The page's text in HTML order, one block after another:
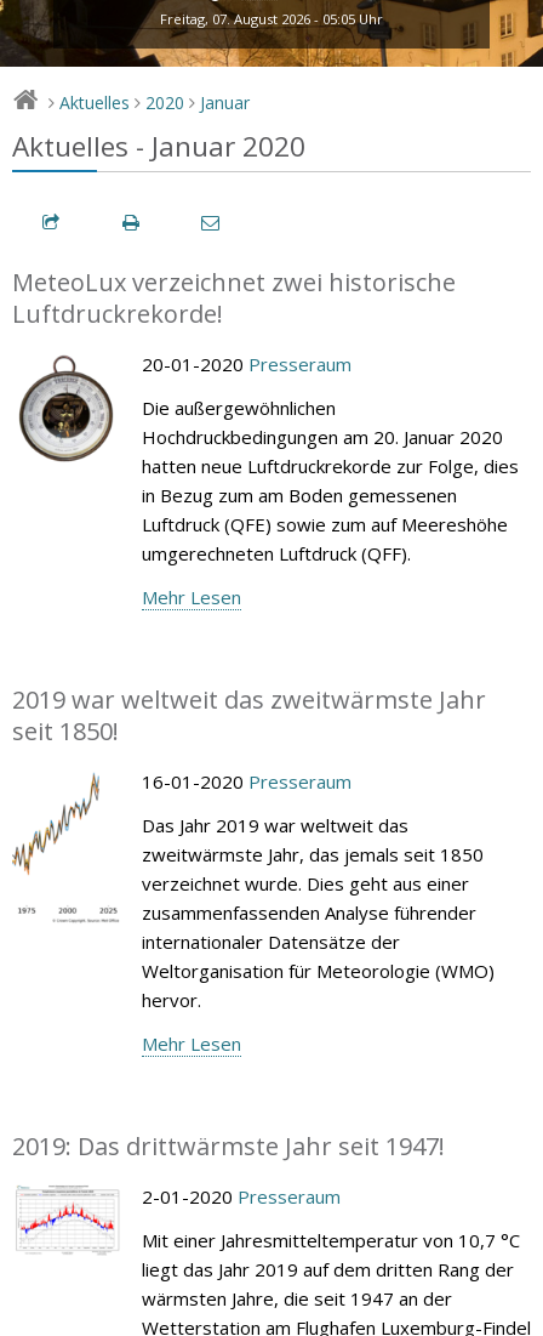
Freitag, 07. August 2026 - 05:05 Uhr
> Aktuelles > 2020 > Januar
Aktuelles - Januar 2020
MeteoLux verzeichnet zwei historische
Luftdruckrekorde!
20-01-2020 Presseraum
Die außergewöhnlichen
Hochdruckbedingungen am 20. Januar 2020
hatten neue Luftdruckrekorde zur Folge, dies
in Bezug zum am Boden gemessenen
Luftdruck (QFE) sowie zum auf Meereshöhe
umgerechneten Luftdruck (QFF).
Mehr Lesen
2019 war weltweit das zweitwärmste Jahr
seit 1850!
16-01-2020 Presseraum
Das Jahr 2019 war weltweit das
zweitwärmste Jahr, das jemals seit 1850
verzeichnet wurde. Dies geht aus einer
zusammenfassenden Analyse führender
internationaler Datensätze der
Weltorganisation für Meteorologie (WMO)
hervor.
Mehr Lesen
2019: Das drittwärmste Jahr seit 1947!
2-01-2020 Presseraum
Mit einer Jahresmitteltemperatur von 10,7 °C
liegt das Jahr 2019 auf dem dritten Rang der
wärmsten Jahre, die seit 1947 an der
Wetterstation am Flughafen Luxemburg-Findel